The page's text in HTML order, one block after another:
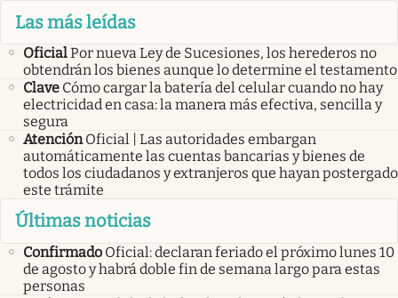
Las más leídas
OficialPor nueva Ley de Sucesiones, los herederos no
obtendrán los bienes aunque lo determine el testamento
Clave Cómo cargar la batería del celular cuando no hay
electricidad en casa: la manera más efectiva, sencilla y
segura
Atención Oficial | Las autoridades embargan
automáticamente las cuentas bancarias y bienes de
todos los ciudadanos y extranjeros que hayan postergado
este trámite
Últimas noticias
Confirmado Oficial: declaran feriado el próximo lunes 10
de agosto y habrá doble fin de semana largo para estas
personas